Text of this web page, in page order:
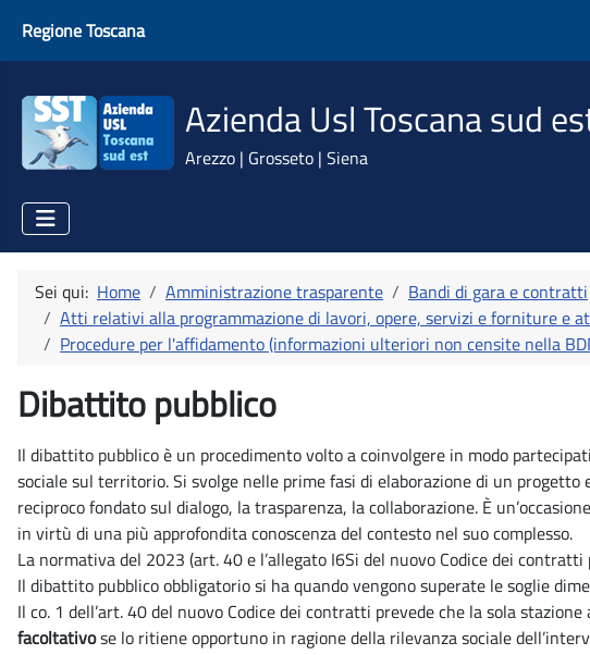
Regione Toscana
Azienda Usl Toscana sud
Arezzo | Grosseto | Siena
Sei qui: Home Amministrazione trasparente
Bandi di gara e contratti
Atti relativi alla programmazione di lavori, opere, servizi e forniture e
Procedure per l'affidamento (informazioni ulteriori non censite nella
Dibattito pubblico
Il dibattito pubblico è un procedimento volto a coinvolgere in modo
sociale sul territorio. Si svolge nelle prime fasi di elaborazione di un
reciproco fondato sul dialogo, la trasparenza, la collaborazione. È
in virtù di una più approfondita conoscenza del contesto nel suo complesso.
La normativa del 2023 (art. 40 e l’allegato I6Si del nuovo Codice dei
Il dibattito pubblico obbligatorio si ha quando vengono superate le soglie
Il co. 1 dell’art. 40 del nuovo Codice dei contratti prevede che la sola
facoltativose lo ritiene opportuno in ragione della rilevanza sociale